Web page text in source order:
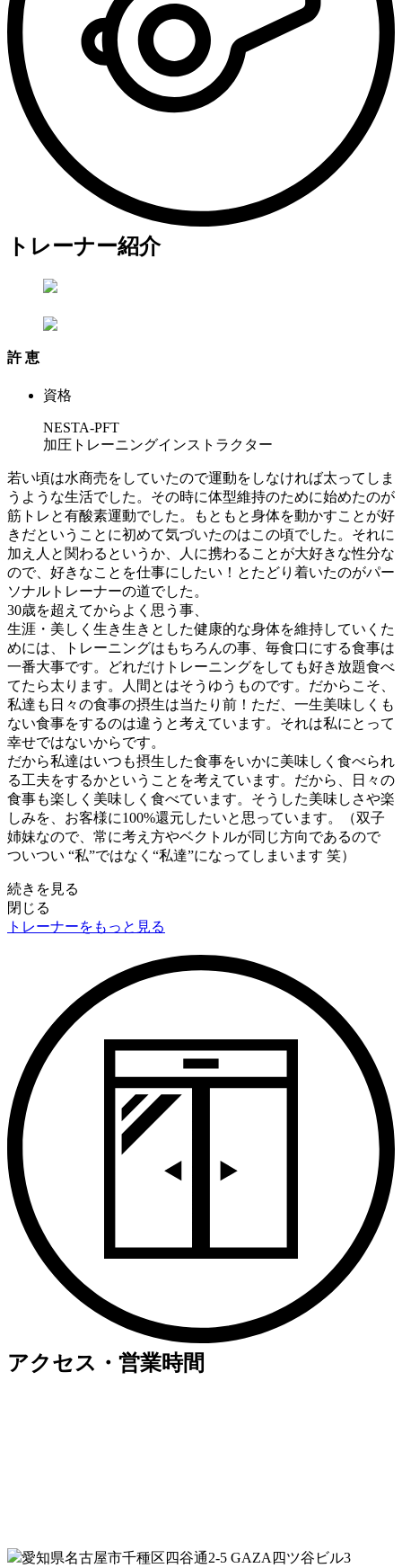
トレーナー紹介
許 恵
資格
NESTA-PFT
加圧トレーニングインストラクター
若い頃は水商売をしていたので運動をしなければ太ってしま
うような生活でした。その時に体型維持のために始めたのが
筋トレと有酸素運動でした。もともと身体を動かすことが好
きだということに初めて気づいたのはこの頃でした。それに
加え人と関わるというか、人に携わることが大好きな性分な
ので、好きなことを仕事にしたい！とたどり着いたのがパー
ソナルトレーナーの道でした。
30歳を超えてからよく思う事、
生涯・美しく生き生きとした健康的な身体を維持していくた
めには、トレーニングはもちろんの事、毎食口にする食事は
一番大事です。どれだけトレーニングをしても好き放題食べ
てたら太ります。人間とはそうゆうものです。だからこそ、
私達も日々の食事の摂生は当たり前！ただ、一生美味しくも
ない食事をするのは違うと考えています。それは私にとって
幸せではないからです。
だから私達はいつも摂生した食事をいかに美味しく食べられ
る工夫をするかということを考えています。だから、日々の
食事も楽しく美味しく食べています。そうした美味しさや楽
しみを、お客様に100%還元したいと思っています。（双子
姉妹なので、常に考え方やベクトルが同じ方向であるので
ついつい “私”ではなく“私達”になってしまいます 笑）
続きを見る
閉じる
トレーナーをもっと見る
アクセス・営業時間
愛知県名古屋市千種区四谷通2-5 GAZA四ツ谷ビル3